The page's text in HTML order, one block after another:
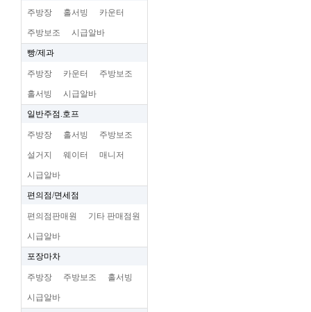
주방장 홀서빙 카운터
주방보조 시급알바
빵/제과
주방장 카운터 주방보조
홀서빙 시급알바
일반주점.호프
주방장 홀서빙 주방보조
설거지 웨이터 매니저
시급알바
편의점/면세점
편의점판매원 기타 판매점원
시급알바
포장마차
주방장 주방보조 홀서빙
시급알바